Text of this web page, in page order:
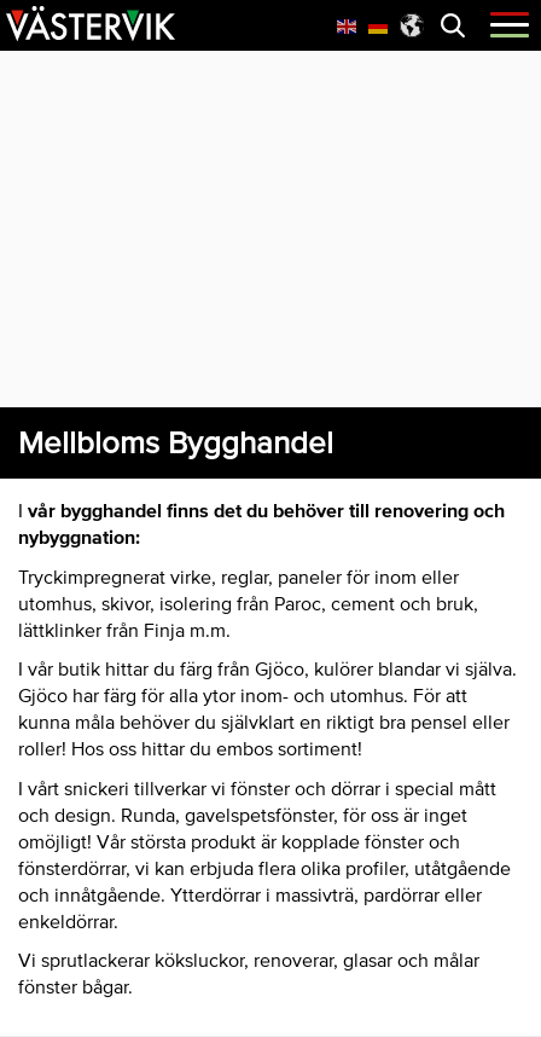
Hoppa
till
Skip
to
Hoppa
till
Öppna
menyn
Mellbloms Bygghandel
I vår bygghandel finns det du behöver till renovering och
nybyggnation:
Tryckimpregnerat virke, reglar, paneler för inom eller
utomhus, skivor, isolering från Paroc, cement och bruk,
lättklinker från Finja m.m.
I vår butik hittar du färg från Gjöco, kulörer blandar vi själva.
Gjöco har färg för alla ytor inom- och utomhus. För att
kunna måla behöver du självklart en riktigt bra pensel eller
roller! Hos oss hittar du embos sortiment!
I vårt snickeri tillverkar vi fönster och dörrar i special mått
och design. Runda, gavelspetsfönster, för oss är inget
omöjligt! Vår största produkt är kopplade fönster och
fönsterdörrar, vi kan erbjuda flera olika profiler, utåtgående
och innåtgående. Ytterdörrar i massivträ, pardörrar eller
enkeldörrar.
Vi sprutlackerar köksluckor, renoverar, glasar och målar
fönster bågar.